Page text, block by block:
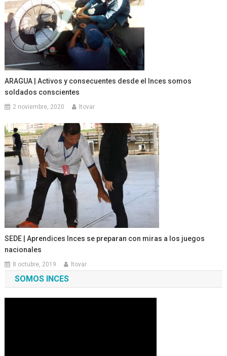
ARAGUA | Activos y consecuentes desde el Inces somos
soldados conscientes
2 noviembre, 2020 ltovar
SEDE | Aprendices Inces se preparan con miras a los juegos
nacionales
8 octubre, 2019 ltovar
SOMOS INCES